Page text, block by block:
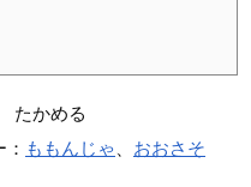
たかめる
ももんじゃ
おおさそ